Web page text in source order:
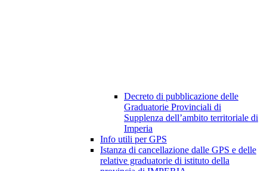
Decreto di pubblicazione delle
Graduatorie Provinciali di
Supplenza dell’ambito territoriale di
Imperia
Info utili per GPS
Istanza di cancellazione dalle GPS e delle
relative graduatorie di istituto della